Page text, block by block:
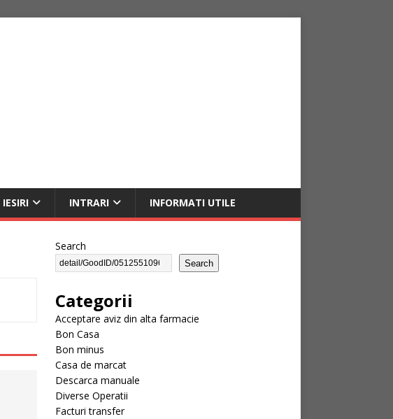
IESIRI INTRARI INFORMATI UTILE
Search
Search
Categorii
Acceptare aviz din alta farmacie
Bon Casa
Bon minus
Casa de marcat
Descarca manuale
Diverse Operatii
Facturi transfer